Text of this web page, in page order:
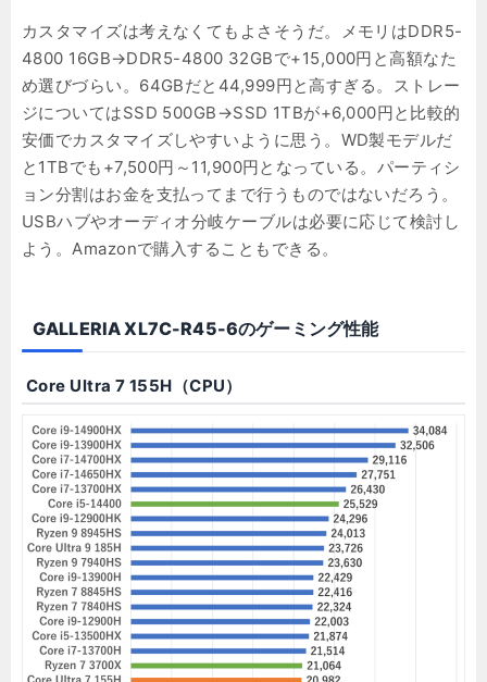
カスタマイズは考えなくてもよさそうだ。メモリはDDR5-
4800 16GB→DDR5-4800 32GBで+15,000円と高額なた
め選びづらい。64GBだと44,999円と高すぎる。ストレー
ジについてはSSD 500GB→SSD 1TBが+6,000円と比較的
安価でカスタマイズしやすいように思う。WD製モデルだ
と1TBでも+7,500円～11,900円となっている。パーティシ
ョン分割はお金を支払ってまで行うものではないだろう。
USBハブやオーディオ分岐ケーブルは必要に応じて検討し
よう。Amazonで購入することもできる。
GALLERIA XL7C-R45-6のゲーミング性能
Core Ultra 7 155H（CPU）